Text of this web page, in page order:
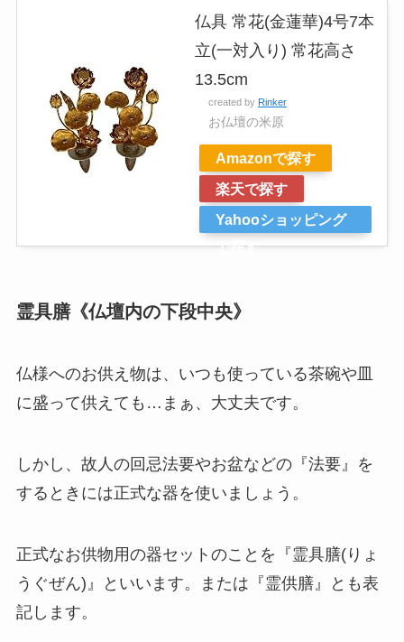
仏具 常花(金蓮華)4号7本
立(一対入り) 常花高さ
13.5cm
created by Rinker
お仏壇の米原
Amazonで探す
楽天で探す
Yahooショッピング
で探す
霊具膳《仏壇内の下段中央》
仏様へのお供え物は、いつも使っている茶碗や皿
に盛って供えても…まぁ、大丈夫です。
しかし、故人の回忌法要やお盆などの『法要』を
するときには正式な器を使いましょう。
正式なお供物用の器セットのことを『霊具膳(りょ
うぐぜん)』といいます。または『霊供膳』とも表
記します。